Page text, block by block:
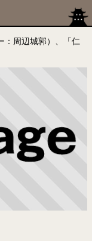
：周辺城郭）、「仁